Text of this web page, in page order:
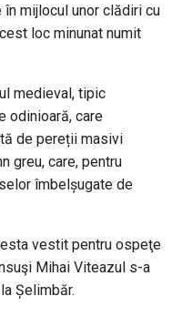
mijlocul unor clădiri cu
loc minunat numit
medieval, tipic
odinioară, care
de pereții masivi
greu, care, pentru
îmbelșugate de
vestit pentru ospeţe
Mihai Viteazul s-a
Șelimbăr.